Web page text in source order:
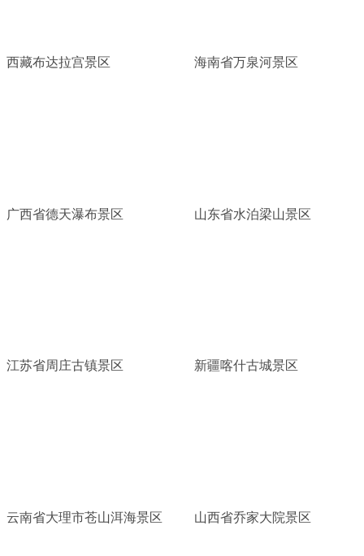
西藏布达拉宫景区 海南省万泉河景区
广西省德天瀑布景区 山东省水泊梁山景区
江苏省周庄古镇景区 新疆喀什古城景区
云南省大理市苍山洱海景区 山西省乔家大院景区